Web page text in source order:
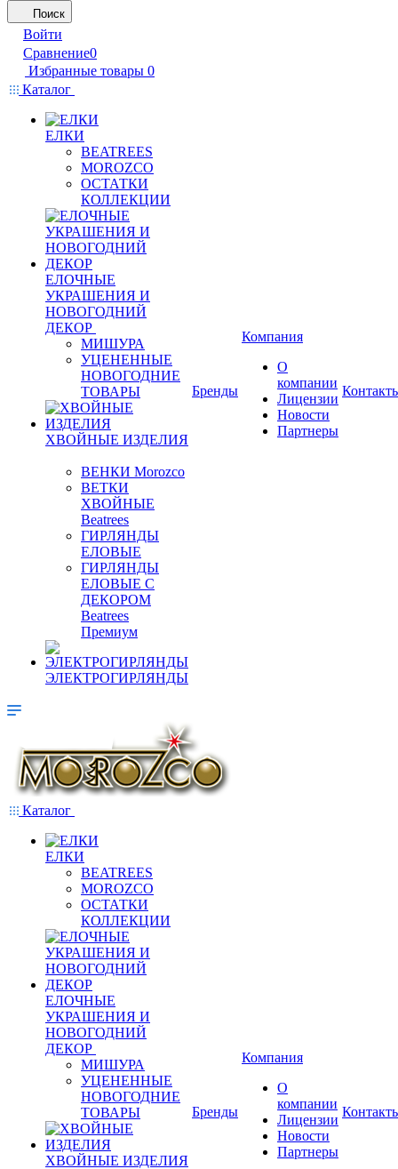
Поиск
Войти
Сравнение0
Избранные товары 0
Каталог
ЕЛКИ
BEATREES
MOROZCO
ОСТАТКИ
КОЛЛЕКЦИИ
ЕЛОЧНЫЕ
УКРАШЕНИЯ И
НОВОГОДНИЙ
ДЕКОР
МИШУРА
УЦЕНЕННЫЕ
НОВОГОДНИЕ
ТОВАРЫ
ХВОЙНЫЕ ИЗДЕЛИЯ
ВЕНКИ Morozco
ВЕТКИ
ХВОЙНЫЕ
Beatrees
ГИРЛЯНДЫ
ЕЛОВЫЕ
ГИРЛЯНДЫ
ЕЛОВЫЕ С
ДЕКОРОМ
Beatrees
Премиум
ЭЛЕКТРОГИРЛЯНДЫ
Бренды
Компания
О
компании
Лицензии
Новости
Партнеры
Каталог
ЕЛКИ
BEATREES
MOROZCO
ОСТАТКИ
КОЛЛЕКЦИИ
ЕЛОЧНЫЕ
УКРАШЕНИЯ И
НОВОГОДНИЙ
ДЕКОР
МИШУРА
УЦЕНЕННЫЕ
НОВОГОДНИЕ
ТОВАРЫ
ХВОЙНЫЕ ИЗДЕЛИЯ
Бренды
Компания
О
компании
Лицензии
Новости
Партнеры